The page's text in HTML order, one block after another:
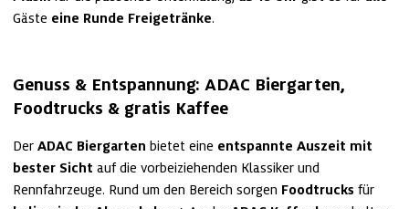
Gäste eine Runde Freigetränke.
Genuss & Entspannung: ADAC Biergarten,
Foodtrucks & gratis Kaffee
Der ADAC Biergarten bietet eine entspannte Auszeit mit
bester Sicht auf die vorbeiziehenden Klassiker und
Rennfahrzeuge. Rund um den Bereich sorgen Foodtrucks